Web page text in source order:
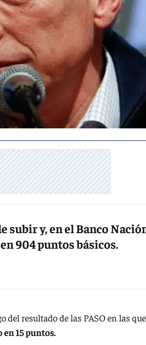
subir y, en el Banco
904 puntos básicos.
del resultado de las PASO en las
15 puntos.